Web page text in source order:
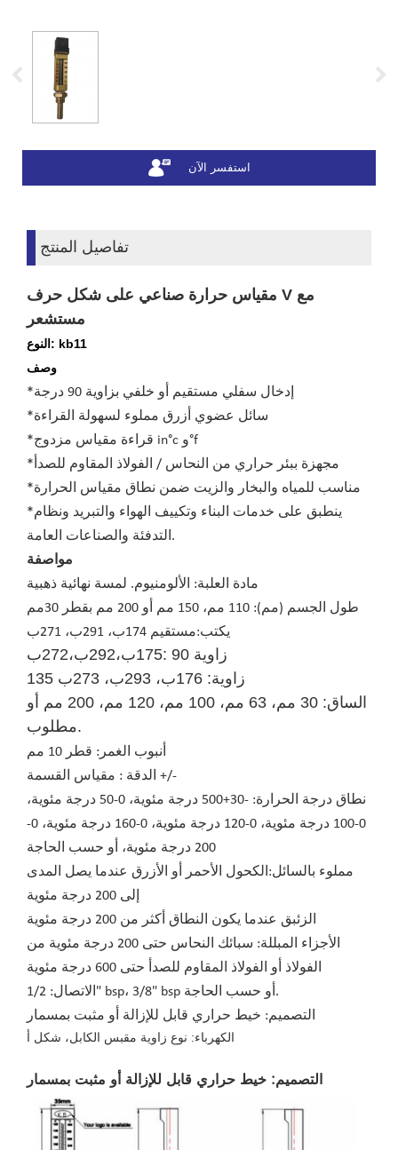
استفسر الآن
تفاصيل المنتج
مقياس حرارة صناعي على شكل حرف V مع
مستشعر
النوع: kb11
وصف
*
إدخال سفلي مستقيم أو خلفي بزاوية 90 درجة
*سائل عضوي أزرق مملوء لسهولة القراءة
*
قراءة مقياس مزدوج in°c و°f
*مجهزة ببئر حراري من النحاس / الفولاذ المقاوم للصدأ
*مناسب للمياه والبخار والزيت ضمن نطاق مقياس الحرارة
*ينطبق على خدمات البناء وتكييف الهواء والتبريد ونظام
التدفئة والصناعات العامة.
مواصفة
مادة العلبة: الألومنيوم. لمسة نهائية ذهبية
طول الجسم (مم): 110 مم، 150 مم أو 200 مم بقطر 3
0 مم
يكتب:مستقيم 174ب، 291ب، 271ب
زاوية 90 :175ب،292ب،272ب
135 زاوية: 176ب، 293ب، 273ب
الساق: 30 مم، 63 مم، 100 مم، 120 مم، 200 مم أو
مطلوب.
أنبوب الغمر: قطر 10 مم
الدقة : مقياس القسمة +/-
نطاق درجة الحرارة: -30+500 درجة مئوية، 0-50 درجة مئوية،
0-100 درجة مئوية، 0-120 درجة مئوية، 0-160 درجة مئوية، 0-
200 درجة مئوية، أو حسب الحاجة
مملوء بالسائل:الكحول الأحمر أو الأزرق عندما يصل المدى
إلى 200 درجة مئوية
الزئبق عندما يكون النطاق أكثر من 200 درجة مئوية
الأجزاء المبللة: سبائك النحاس حتى 200 درجة مئوية من
الفولاذ أو الفولاذ المقاوم للصدأ حتى 600 درجة مئوية
الاتصال: 1/2" bsp، 3/8" bsp أو حسب الحاجة.
التصميم: خيط حراري قابل للإزالة أو مثبت بمسمار
الكهرباء: نوع زاوية مقبس الكابل، شكل أ
التصميم: خيط حراري قابل للإزالة أو مثبت بمسمار